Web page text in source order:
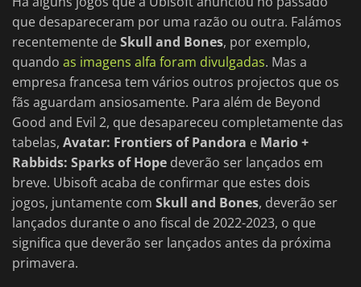
que desapareceram por uma razão ou outra. Falámos
recentemente deSkull and Bones, por exemplo,
quando as imagens alfa foram divulgadas. Mas a
empresa francesa tem vários outros projectos que os
fãs aguardam ansiosamente. Para além de Beyond
Good and Evil 2, que desapareceu completamente das
tabelas, Avatar: Frontiers of Pandora e Mario +
Rabbids: Sparks of Hope deverão ser lançados em
breve. Ubisoft acaba de confirmar que estes dois
jogos, juntamente com Skull and Bones, deverão ser
lançados durante o ano fiscal de 2022-2023, o que
significa que deverão ser lançados antes da próxima
primavera.